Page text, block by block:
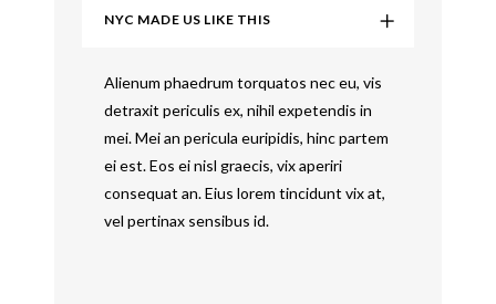
NYC MADE US LIKE THIS
Alienum phaedrum torquatos nec eu, vis
detraxit periculis ex, nihil expetendis in
mei. Mei an pericula euripidis, hinc partem
ei est. Eos ei nisl graecis, vix aperiri
consequat an. Eius lorem tincidunt vix at,
vel pertinax sensibus id.